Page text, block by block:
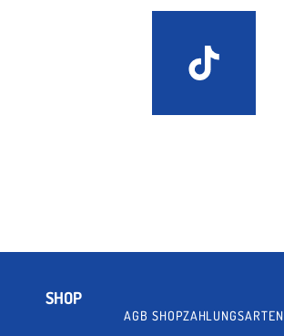
SHOP
AGB SHOPZAHLUNGSARTEN